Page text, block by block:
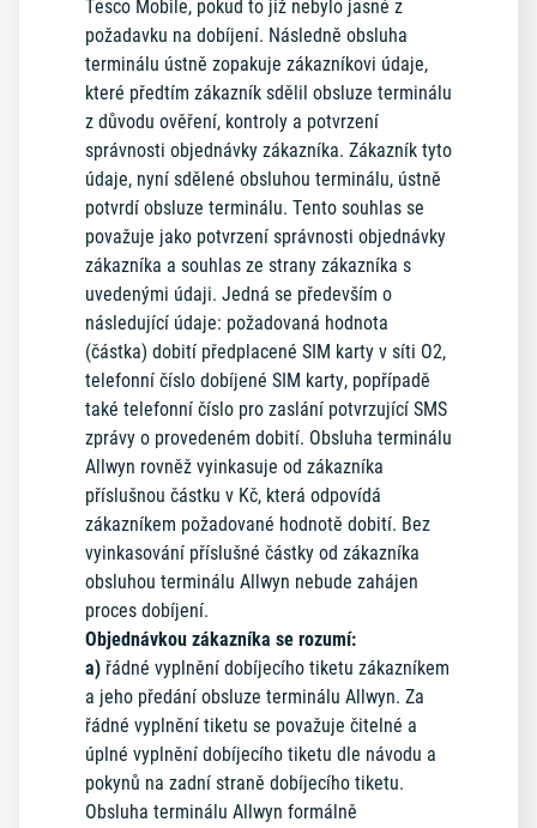
Tesco Mobile, pokud to již nebylo jasné z
požadavku na dobíjení. Následně obsluha
terminálu ústně zopakuje zákazníkovi údaje,
které předtím zákazník sdělil obsluze terminálu
z důvodu ověření, kontroly a potvrzení
správnosti objednávky zákazníka. Zákazník tyto
údaje, nyní sdělené obsluhou terminálu, ústně
potvrdí obsluze terminálu. Tento souhlas se
považuje jako potvrzení správnosti objednávky
zákazníka a souhlas ze strany zákazníka s
uvedenými údaji. Jedná se především o
následující údaje: požadovaná hodnota
(částka) dobití předplacené SIM karty v síti O2,
telefonní číslo dobíjené SIM karty, popřípadě
také telefonní číslo pro zaslání potvrzující SMS
zprávy o provedeném dobití. Obsluha terminálu
Allwyn rovněž vyinkasuje od zákazníka
příslušnou částku v Kč, která odpovídá
zákazníkem požadované hodnotě dobití. Bez
vyinkasování příslušné částky od zákazníka
obsluhou terminálu Allwyn nebude zahájen
proces dobíjení.
Objednávkou zákazníka se rozumí:
a) řádné vyplnění dobíjecího tiketu zákazníkem
a jeho předání obsluze terminálu Allwyn. Za
řádné vyplnění tiketu se považuje čitelné a
úplné vyplnění dobíjecího tiketu dle návodu a
pokynů na zadní straně dobíjecího tiketu.
Obsluha terminálu Allwyn formálně